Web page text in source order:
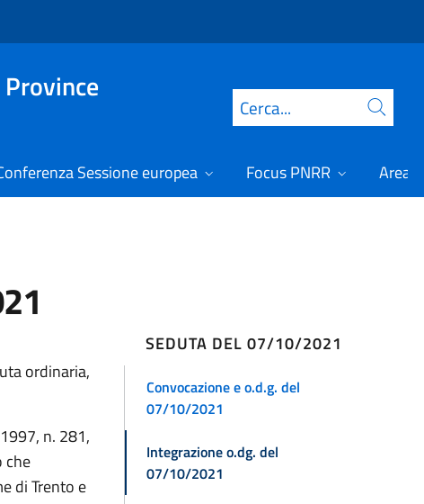
Cerca
Sessione europea Focus PNRR Area
ordinaria,
n. 281,
che
di Trento e
SEDUTA DEL 07/10/2021
Convocazione e o.d.g. del
07/10/2021
Integrazione o.dg. del
07/10/2021